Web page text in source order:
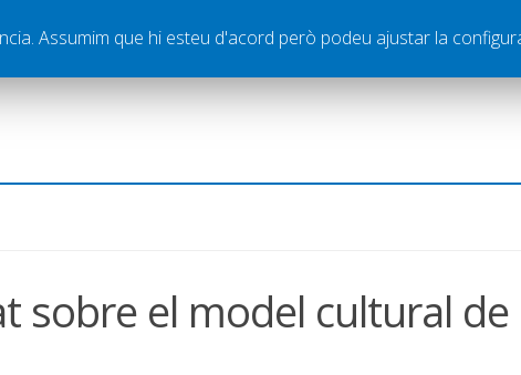
Publicitat Contacte
sobre el model cultural de
Assumim que hi esteu d'acord però podeu ajustar la